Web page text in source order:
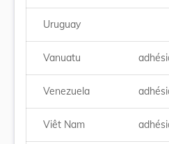
Uruguay
Vanuatu
Venezuela
Viêt Nam